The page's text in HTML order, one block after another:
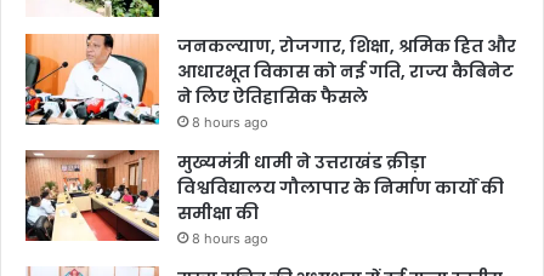
जनकल्याण, रोजगार, शिक्षा, श्रमिक हित और
आधारभूत विकास को नई गति, राज्य कैबिनेट
ने लिए ऐतिहासिक फैसले
8 hours ago
मुख्यमंत्री धामी ने उत्तराखंड क्रीड़ा
विश्वविद्यालय गौलापार के निर्माण कार्यों की
समीक्षा की
8 hours ago